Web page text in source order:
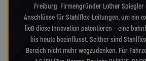
Freiburg. Firmengründer Lothar
Anschlüsse für Stahlflex-Leitungen, um ein
ließ diese Innovation patentieren – eine
bis heute beeinflusst. Seither sind
Bereich nicht mehr wegzudenken. Für